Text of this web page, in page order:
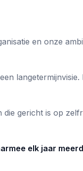
en onze
gericht is op
elk jaar